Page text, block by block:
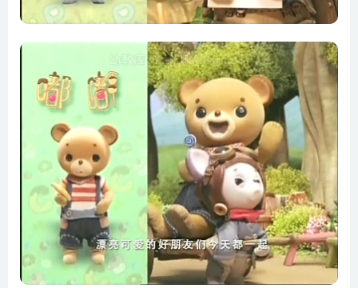
第18集 我要当妈妈
第21集 奇异国的皮皮
第22集 寻找春天的声音
第23集 自动吸尘器
第24集 淘淘的生日派对
第25集 小魔术师
第26集 嗨嗨的音乐会